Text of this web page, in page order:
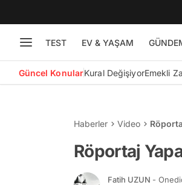
TEST EV & YAŞAM
Güncel KonularKural DeğişiyorEmekli
Haberler Video
Röportaj
Fatih UZUN -